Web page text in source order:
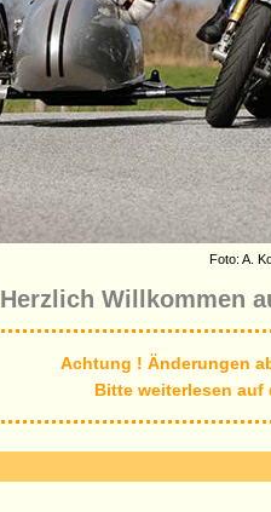
Foto: A.
Herzlich Willkommen
Achtung ! Änderungen
Bitte weiterlesen auf